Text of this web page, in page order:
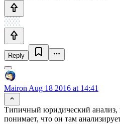
Reply
Mairon Aug 18 2016 at 14:41
Типичный юридический анализ,
понимает, что он там